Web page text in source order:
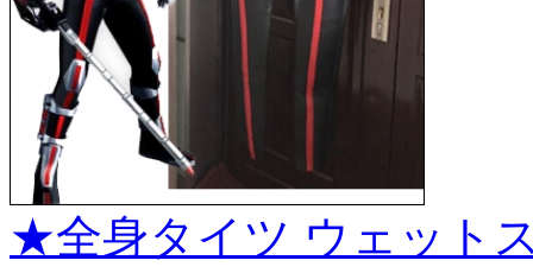
★全身タイツ ウェット